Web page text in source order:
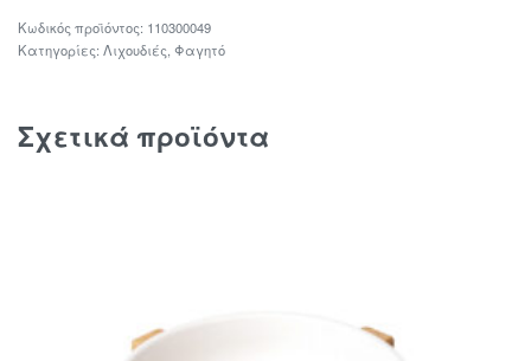
110300049
Κατηγορίες: Λιχουδιές, Φαγητό
Σχετικά προϊόντα